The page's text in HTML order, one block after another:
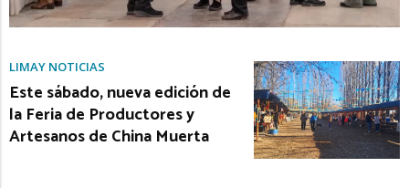
LIMAY NOTICIAS
Este sábado, nueva edición de
la Feria de Productores y
Artesanos de China Muerta